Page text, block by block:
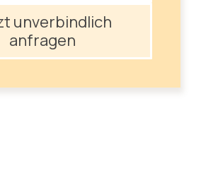
unverbindlich
anfragen